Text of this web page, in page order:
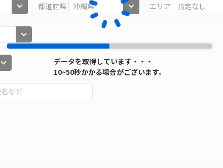
データを取得しています・・・
10~50秒かかる場合がございます。
都道府県 エリア